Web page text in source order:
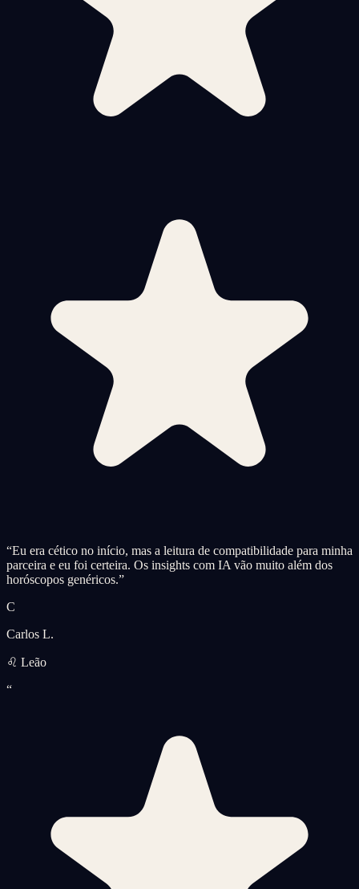
“Eu era cético no início, mas a leitura de compatibilidade para minha
parceira e eu foi certeira. Os insights com IA vão muito além dos
horóscopos genéricos.”
C
Carlos L.
♌ Leão
“